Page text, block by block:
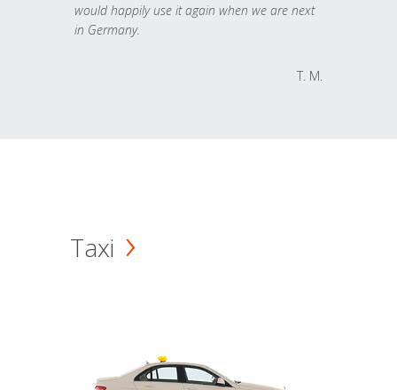
would happily use it again when we are next
in Germany.
T. M.
Taxi